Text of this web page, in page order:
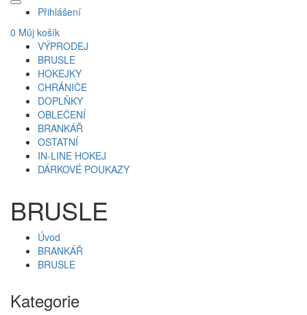
Přihlášení
0 Můj košík
VÝPRODEJ
BRUSLE
HOKEJKY
CHRÁNIČE
DOPLŇKY
OBLEČENÍ
BRANKÁŘ
OSTATNÍ
IN-LINE HOKEJ
DÁRKOVÉ POUKAZY
BRUSLE
Úvod
BRANKÁŘ
BRUSLE
Kategorie